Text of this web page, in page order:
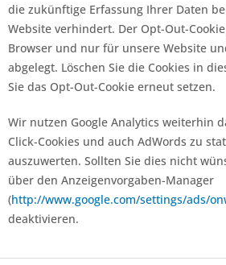
die zukünftige Erfassung Ihrer Daten
Website verhindert. Der Opt-Out-
Browser und nur für unsere Website
abgelegt. Löschen Sie die Cookies in
Sie das Opt-Out-Cookie erneut setzen.
Wir nutzen Google Analytics weiterhin
Click-Cookies und auch AdWords zu
auszuwerten. Sollten Sie dies nicht
über den Anzeigenvorgaben-Manager
(http://www.google.com/settings/ads/
deaktivieren.